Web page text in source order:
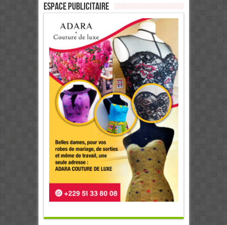
ESPACE PUBLICITAIRE